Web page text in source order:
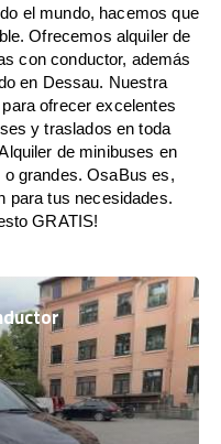
el mundo, hacemos que
Ofrecemos alquiler de
con conductor, además
en Dessau. Nuestra
ofrecer excelentes
y traslados en toda
de minibuses en
grandes. OsaBus es,
para tus necesidades.
GRATIS!